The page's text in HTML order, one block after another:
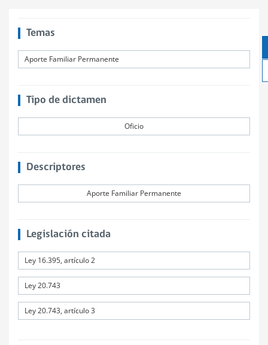
Temas
Aporte Familiar Permanente
Tipo de dictamen
Oficio
Descriptores
Aporte Familiar Permanente
Legislación citada
Ley 16.395, artículo 2
Ley 20.743
Ley 20.743, artículo 3